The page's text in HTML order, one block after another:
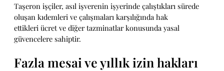
Taşeron işçiler, asıl işverenin işyerinde çalıştıkları sürede
oluşan kıdemleri ve çalışmaları karşılığında hak
ettikleri ücret ve diğer tazminatlar konusunda yasal
güvencelere sahiptir.
Fazla mesai ve yıllık izin hakları